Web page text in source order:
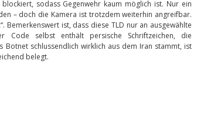
sodass Gegenwehr kaum möglich ist. Nur ein
– doch die Kamera ist trotzdem weiterhin angreifbar.
Bemerkenswert ist, dass diese TLD nur an ausgewählte
Code selbst enthält persische Schriftzeichen, die
schlussendlich wirklich aus dem Iran stammt, ist
belegt.